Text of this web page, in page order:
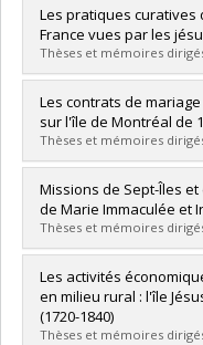
Graduate :Dallaire,
Cycle : Master's
Grade :M.A.
Lien vers le document
Les pratiques curatives
France vues par les
Thèses et mémoires
Graduate :Boileau,
Cycle :Master's
Grade :M.A.
Lien vers le document
Les contrats de
sur l'île de Montréal de
Thèses et mémoires
Graduate : Boily,
Cycle :Master's
Grade :M.A.
Lien vers le document
Missions de Sept-Îles
de Marie Immaculée et
Thèses et mémoires
Graduate :Ménard,
Cycle :Master's
Grade :M.A.
Lien vers le document
Les activités
en milieu rural : l'île
(1720-1840)
Thèses et mémoires